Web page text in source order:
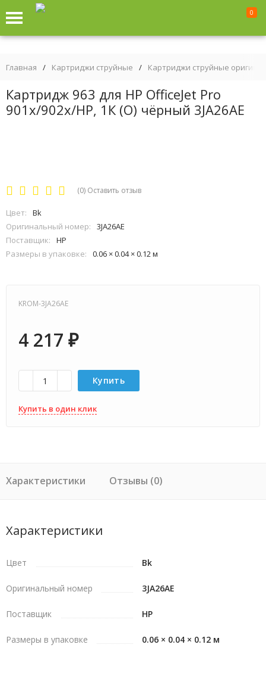
0
Главная / Картриджи струйные / Картриджи струйные
Картридж 963 для HP OfficeJet Pro
901x/902x/HP, 1К (О) чёрный 3JA26AE
(0) Оставить отзыв
Цвет:
Bk
Оригинальный номер:
3JA26AE
Поставщик:
HP
Размеры в упаковке:
0.06 × 0.04 × 0.12 м
KROM-3JA26AE
4 217 ₽
Купить
Купить в один клик
Характеристики Отзывы (0)
Характеристики
Цвет Bk
Оригинальный номер 3JA26AE
Поставщик HP
Размеры в упаковке 0.06 × 0.04 × 0.12 м